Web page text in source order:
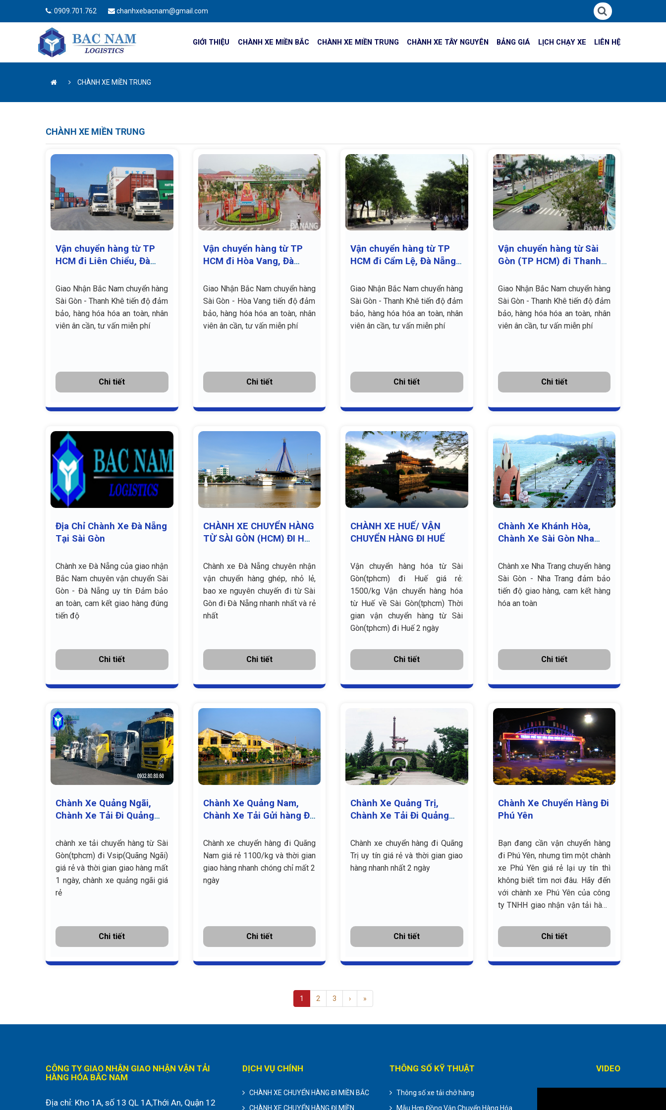
: 0909.701.762 chanhxebacnam@gmail.com
GIỚI THIỆU CHÀNH XE MIỀN BẮC CHÀNH XE MIỀN TRUNG CHÀNH XE TÂY NGUYÊN BẢNG GIÁ LỊCH CHẠY XE LIÊN HỆ
CHÀNH XE MIỀN TRUNG
CHÀNH XE MIỀN TRUNG
Vận chuyển hàng từ TP
HCM đi Liên Chiểu, Đà
Giao Nhận Bắc Nam chuyển hàng
Sài Gòn - Thanh Khê tiến độ đảm
bảo, hàng hóa hóa an toàn, nhân
viên ân cần, tư vấn miễn phí
Chi tiết
Vận chuyển hàng từ TP
HCM đi Hòa Vang, Đà
Giao Nhận Bắc Nam chuyển hàng
Sài Gòn - Hòa Vang tiến độ đảm
bảo, hàng hóa hóa an toàn, nhân
viên ân cần, tư vấn miễn phí
Chi tiết
Vận chuyển hàng từ TP
HCM đi Cẩm Lệ, Đà Nẵng
Giao Nhận Bắc Nam chuyển hàng
Sài Gòn - Thanh Khê tiến độ đảm
bảo, hàng hóa hóa an toàn, nhân
viên ân cần, tư vấn miễn phí
Chi tiết
Vận chuyển hàng từ Sài
Gòn (TP HCM) đi Thanh
Giao Nhận Bắc Nam chuyển hàng
Sài Gòn - Thanh Khê tiến độ đảm
bảo, hàng hóa hóa an toàn, nhân
viên ân cần, tư vấn miễn phí
Chi tiết
Địa Chỉ Chành Xe Đà Nẵng
Tại Sài Gòn
Chành xe Đà Nẵng của giao nhận
Bắc Nam chuyên vận chuyển Sài
Gòn - Đà Nẵng uy tín Đảm bảo
an toàn, cam kết giao hàng đúng
tiến độ
Chi tiết
CHÀNH XE CHUYỂN HÀNG
TỪ SÀI GÒN (HCM) ĐI HẢI
Chành xe Đà Nẵng chuyên nhận
vận chuyển hàng ghép, nhỏ lẻ,
bao xe nguyên chuyến đi từ Sài
Gòn đi Đà Nẵng nhanh nhất và rẻ
nhất
Chi tiết
CHÀNH XE HUẾ/ VẬN
CHUYỂN HÀNG ĐI HUẾ
Vận chuyển hàng hóa từ Sài
Gòn(tphcm) đi Huế giá rẻ:
1500/kg Vận chuyển hàng hóa
từ Huế về Sài Gòn(tphcm) Thời
gian vận chuyển hàng từ Sài
Gòn(tphcm) đi Huế 2 ngày
Chi tiết
Chành Xe Khánh Hòa,
Chành Xe Sài Gòn Nha
Chành xe Nha Trang chuyển hàng
Sài Gòn - Nha Trang đảm bảo
tiến độ giao hàng, cam kết hàng
hóa an toàn
Chi tiết
Chành Xe Quảng Ngãi,
Chành Xe Tải Đi Quảng
chành xe tải chuyển hàng từ Sài
Gòn(tphcm) đi Vsip(Quãng Ngãi)
giá rẻ và thời gian giao hàng mất
1 ngày, chành xe quảng ngãi giá
rẻ
Chi tiết
Chành Xe Quảng Nam,
Chành Xe Tải Gửi hàng Đi
Chành xe chuyển hàng đi Quãng
Nam giá rẻ 1100/kg và thời gian
giao hàng nhanh chóng chỉ mất 2
ngày
Chi tiết
Chành Xe Quảng Trị,
Chành Xe Tải Đi Quảng
Chành xe chuyển hàng đi Quãng
Trị uy tín giá rẻ và thời gian giao
hàng nhanh nhất 2 ngày
Chi tiết
Chành Xe Chuyển Hàng Đi
Phú Yên
Bạn đang cần vận chuyển hàng
đi Phú Yên, nhưng tìm một chành
xe Phú Yên giá rẻ lại uy tín thì
không biết tìm nơi đâu. Hãy đến
với chành xe Phú Yên của công
ty TNHH giao nhận vận tải hàng
Chi tiết
1 2 3 › »
CÔNG TY GIAO NHẬN GIAO NHẬN VẬN TẢI
HÀNG HÓA BẮC NAM
Địa chỉ: Kho 1A, số 13 QL 1A,Thới An, Quận 12
DỊCH VỤ CHÍNH
CHÀNH XE CHUYỂN HÀNG ĐI MIỀN BẮC
CHÀNH XE CHUYỂN HÀNG ĐI MIỀN
THÔNG SỐ KỸ THUẬT
Thông số xe tải chở hàng
Mẫu Hợp Đồng Vận Chuyển Hàng Hóa
VIDEO